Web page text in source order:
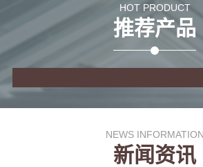
HOT PRODUCT
推荐产品
NEWS INFORMATION
新闻资讯